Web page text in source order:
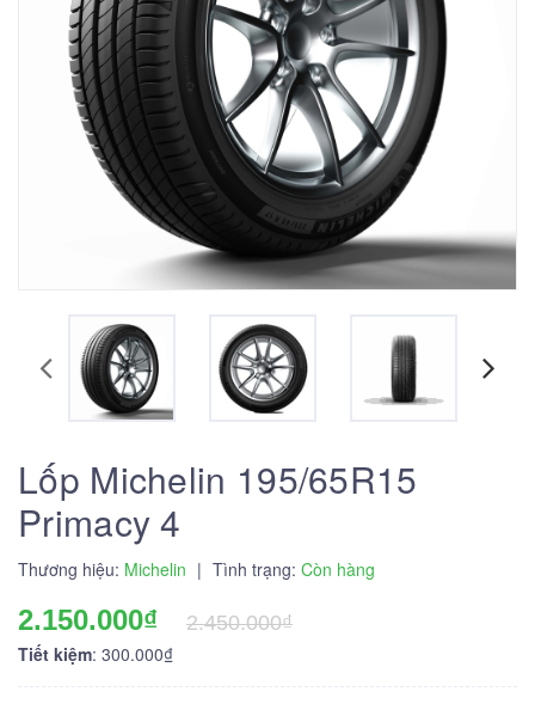
Lốp Michelin 195/65R15
Primacy 4
Thương hiệu: Michelin | Tình trạng: Còn hàng
2.150.000₫
2.450.000₫
Tiết kiệm: 300.000₫